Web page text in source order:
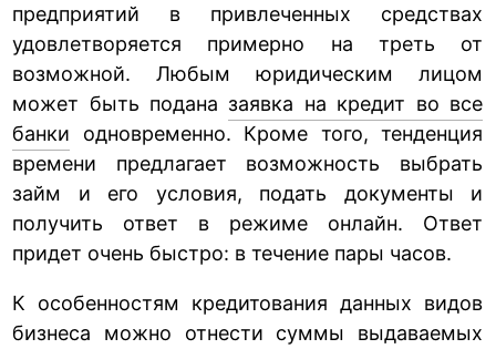
предприятий в привлеченных средствах
удовлетворяется примерно на треть от
возможной. Любым юридическим лицом
может быть подана заявка на кредит во все
банки одновременно. Кроме того, тенденция
времени предлагает возможность выбрать
займ и его условия, подать документы и
получить ответ в режиме онлайн. Ответ
придет очень быстро: в течение пары часов.
К особенностям кредитования данных видов
бизнеса можно отнести суммы выдаваемых